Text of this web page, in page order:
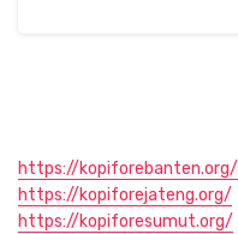
https://kopiforebanten.org/
https://kopiforejateng.org/
https://kopiforesumut.org/